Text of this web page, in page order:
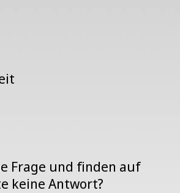
Frage und finden auf
keine Antwort?